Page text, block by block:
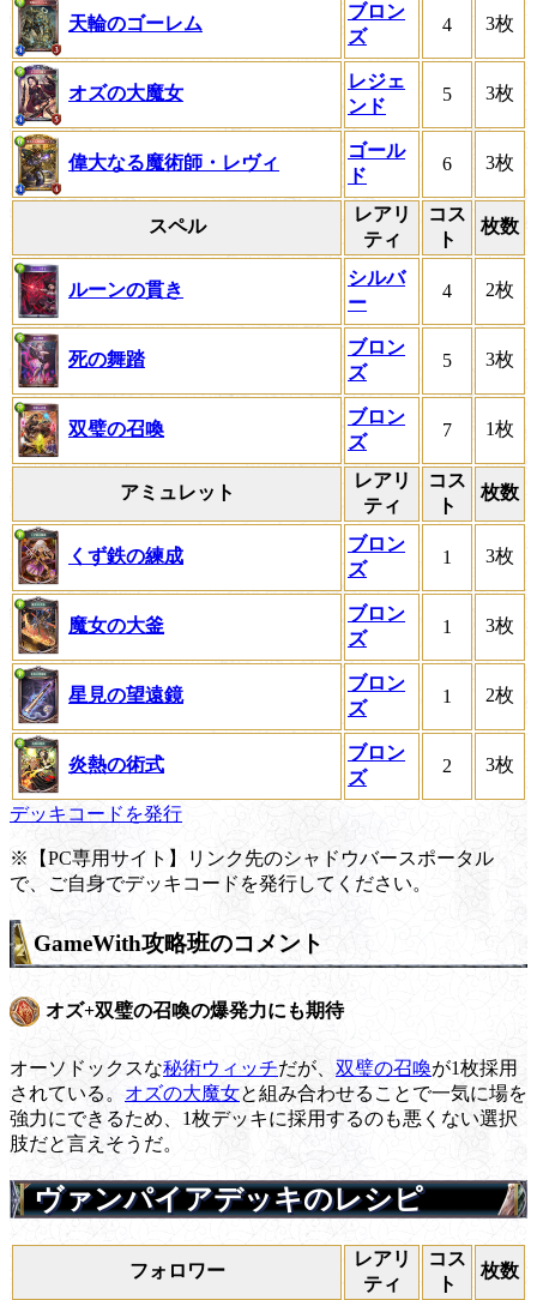
天輪のゴーレム
ブロン
ズ
4 3枚
オズの大魔女
レジェ
ンド
5 3枚
偉大なる魔術師・レヴィ
ゴール
ド
6 3枚
スペル
レアリ
ティ
コス
ト
枚数
ルーンの貫き
シルバ
ー
4 2枚
死の舞踏
ブロン
ズ
5 3枚
双璧の召喚
ブロン
ズ
7 1枚
アミュレット
レアリ
ティ
コス
ト
枚数
くず鉄の練成
ブロン
ズ
1 3枚
魔女の大釜
ブロン
ズ
1 3枚
星見の望遠鏡
ブロン
ズ
1 2枚
炎熱の術式
ブロン
ズ
2 3枚
デッキコードを発行
※【PC専用サイト】リンク先のシャドウバースポータル
で、ご自身でデッキコードを発行してください。
GameWith攻略班のコメント
オズ+双璧の召喚の爆発力にも期待
オーソドックスな秘術ウィッチだが、 双璧の召喚が1枚採用
されている。 オズの大魔女と組み合わせることで一気に場を
強力にできるため、1枚デッキに採用するのも悪くない選択
肢だと言えそうだ。
ヴァンパイアデッキのレシピ
フォロワー
レアリ
ティ
コス
ト
枚数